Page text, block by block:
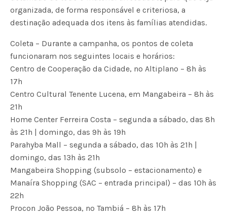
organizada, de forma responsável e criteriosa, a
destinação adequada dos itens às famílias atendidas.
Coleta – Durante a campanha, os pontos de coleta
funcionaram nos seguintes locais e horários:
Centro de Cooperação da Cidade, no Altiplano – 8h às
17h
Centro Cultural Tenente Lucena, em Mangabeira – 8h às
21h
Home Center Ferreira Costa – segunda a sábado, das 8h
às 21h | domingo, das 9h às 19h
Parahyba Mall – segunda a sábado, das 10h às 21h |
domingo, das 13h às 21h
Mangabeira Shopping (subsolo – estacionamento) e
Manaíra Shopping (SAC – entrada principal) – das 10h às
22h
Procon João Pessoa, no Tambiá – 8h às 17h